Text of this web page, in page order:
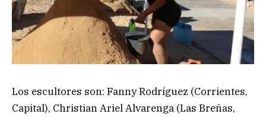
Los escultores son: Fanny Rodríguez (Corrientes,
Capital), Christian Ariel Alvarenga (Las Breñas,